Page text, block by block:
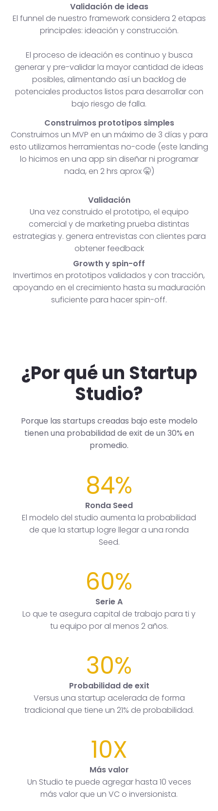
Validación de ideas
El funnel de nuestro framework considera 2 etapas
principales: ideación y construcción.
El proceso de ideación es continuo y busca
generar y pre-validar la mayor cantidad de ideas
posibles, alimentando así un backlog de
potenciales productos listos para desarrollar con
bajo riesgo de falla.
Construimos prototipos simples
Construimos un MVP en un máximo de 3 días y para
esto utilizamos herramientas no-code (este landing
lo hicimos en una app sin diseñar ni programar
nada, en 2 hrs aprox 🤫)
Validación
Una vez construido el prototipo, el equipo
comercial y de marketing prueba distintas
estrategias y. genera entrevistas con clientes para
obtener feedback
Growth y spin-off
Invertimos en prototipos validados y con tracción,
apoyando en el crecimiento hasta su maduración
suficiente para hacer spin-off.
¿Por qué un Startup
Studio?
Porque las startups creadas bajo este modelo
tienen una probabilidad de exit de un 30% en
promedio.
84%
Ronda Seed
El modelo del studio aumenta la probabilidad
de que la startup logre llegar a una ronda
Seed.
60%
Serie A
Lo que te asegura capital de trabajo para ti y
tu equipo por al menos 2 años.
30%
Probabilidad de exit
Versus una startup acelerada de forma
tradicional que tiene un 21% de probabilidad.
10X
Más valor
Un Studio te puede agregar hasta 10 veces
más valor que un VC o inversionista.